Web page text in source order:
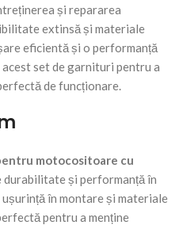
și repararea
extinsă și materiale
eficientă și o performanță
set de garnituri pentru a
de funcționare.
motocositoare cu
durabilitate și performanță în
în montare și materiale
pentru a menține